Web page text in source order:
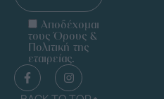
Αποδέχομαι
τους Όρους &
Πολιτική της
εταιρείας.